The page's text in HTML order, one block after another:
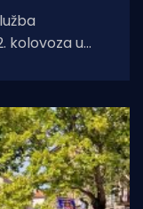
kolovoza u